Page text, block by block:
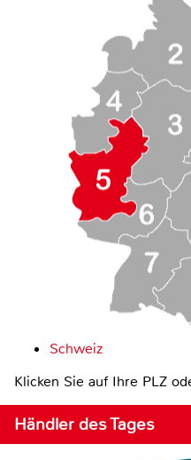
Schweiz
Klicken Sie auf Ihre PLZ
Händler des Tages